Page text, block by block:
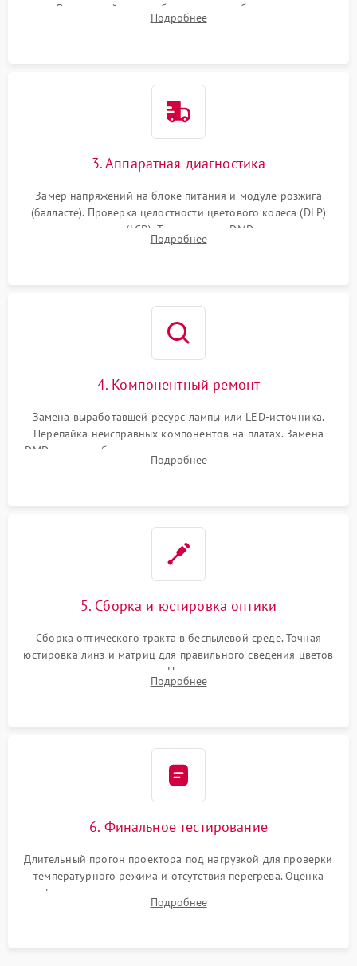
пыли. Визуальный осмотр блока питания, балласта лампы и
материнской платы на наличие прогаров или вздутых
Подробнее
3. Аппаратная диагностика
Замер напряжений на блоке питания и модуле розжига
(балласте). Проверка целостности цветового колеса (DLP)
или поляризаторов (LCD). Тестирование DMD-чипа, датчиков
температуры и оптопар с помощью мультиметра и
Подробнее
4. Компонентный ремонт
Замена выработавшей ресурс лампы или LED-источника.
Перепайка неисправных компонентов на платах. Замена
DMD-чипа при битых пикселях, установка нового цветового
колеса или восстановление сгоревших поляризационных
Подробнее
5. Сборка и юстировка оптики
Сборка оптического тракта в беспылевой среде. Точная
юстировка линз и матриц для правильного сведения цветов
и устранения размытия. Надежное подключение всех
шлейфов, установка датчиков и закрытие корпуса
Подробнее
6. Финальное тестирование
Длительный прогон проектора под нагрузкой для проверки
температурного режима и отсутствия перегрева. Оценка
фокуса, контрастности и цветопередачи на тестовых
таблицах. Проверка работы всех видеовходов и кнопок
Подробнее